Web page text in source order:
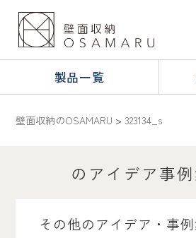
製品一覧
壁面収納のOSAMARU > 323134_s
のアイデア事
その他のアイデア・事